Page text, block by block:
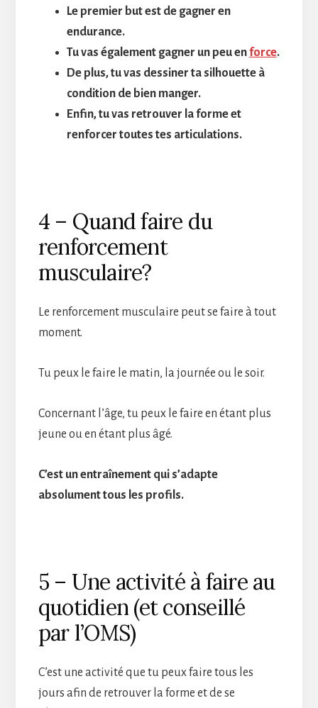
Le premier but est de gagner en
endurance.
Tu vas également gagner un peu enforce.
De plus, tu vas dessiner ta silhouette à
condition de bien manger.
Enfin, tu vas retrouver la forme et
renforcer toutes tes articulations.
4 – Quand faire du
renforcement
musculaire?
Le renforcement musculaire peut se faire à tout
moment.
Tu peux le faire le matin, la journée ou le soir.
Concernant l’âge, tu peux le faire en étant plus
jeune ou en étant plus âgé.
C’est un entraînement qui s’adapte
absolument tous les profils.
5 – Une activité à faire au
quotidien (et conseillé
par l’OMS)
C’est une activité que tu peux faire tous les
jours afin de retrouver la forme et de se